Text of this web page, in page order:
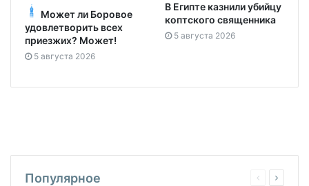
Может ли Боровое
удовлетворить всех
приезжих? Может!
5 августа 2026
В Египте казнили убийцу
коптского священника
5 августа 2026
Популярное